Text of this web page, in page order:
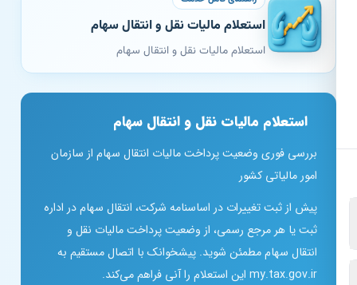
استعلام مالیات نقل و انتقال سهام
استعلام مالیات نقل و انتقال سهام
استعلام مالیات نقل و انتقال سهام
بررسی فوری وضعیت پرداخت مالیات انتقال سهام از سازمان
امور مالیاتی کشور
پیش از ثبت تغییرات در اساسنامه شرکت، انتقال سهام در اداره
ثبت یا هر مرجع رسمی، از وضعیت پرداخت مالیات نقل و
انتقال سهام مطمئن شوید. پیشخوانک با اتصال مستقیم به
my.tax.gov.ir این استعلام را آنی فراهم می‌کند.